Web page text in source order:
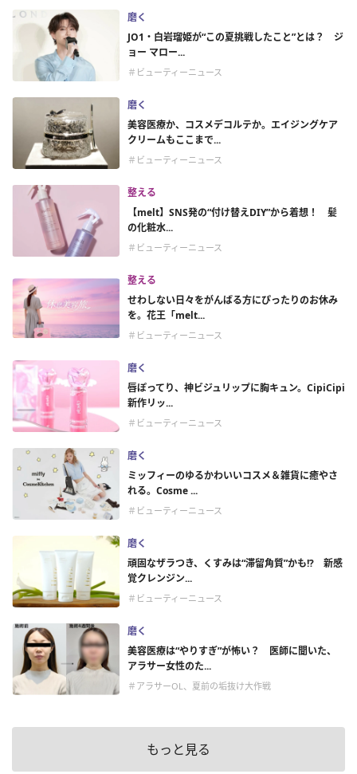
磨く
JO1・白岩瑠姫が“この夏挑戦したこと”とは？ ジ
ョー マロー...
＃ビューティーニュース
磨く
美容医療か、コスメデコルテか。エイジングケア
クリームもここまで...
＃ビューティーニュース
整える
【melt】SNS発の“付け替えDIY”から着想！ 髪
の化粧水...
＃ビューティーニュース
整える
せわしない日々をがんばる方にぴったりのお休み
を。花王「melt...
＃ビューティーニュース
磨く
唇ぽってり、神ビジュリップに胸キュン。CipiCipi
新作リッ...
＃ビューティーニュース
磨く
ミッフィーのゆるかわいいコスメ＆雑貨に癒やさ
れる。Cosme ...
＃ビューティーニュース
磨く
頑固なザラつき、くすみは“滞留角質”かも!? 新感
覚クレンジン...
＃ビューティーニュース
磨く
美容医療は“やりすぎ”が怖い？ 医師に聞いた、
アラサー女性のた...
＃アラサーOL、夏前の垢抜け大作戦
もっと見る